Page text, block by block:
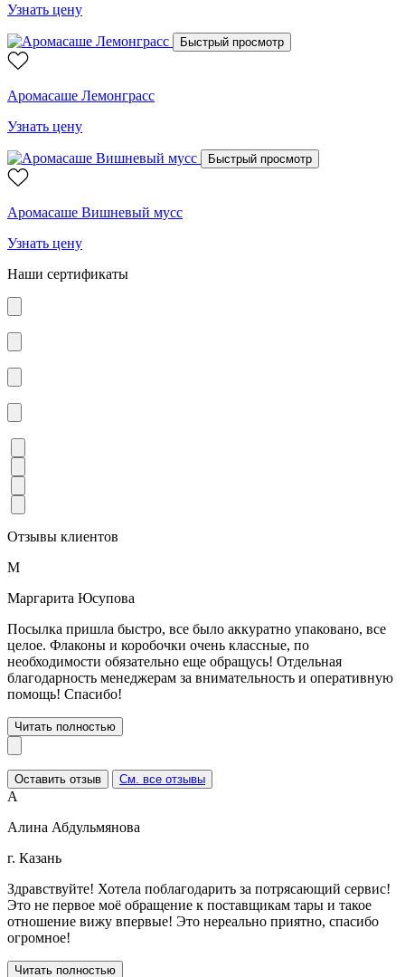
Узнать цену
Быстрый просмотр
Аромасаше Лемонграсс
Узнать цену
Быстрый просмотр
Аромасаше Вишневый мусс
Узнать цену
Наши сертификаты
Отзывы клиентов
М
Маргарита Юсупова
Посылка пришла быстро, все было аккуратно упаковано, все
целое. Флаконы и коробочки очень классные, по
необходимости обязательно еще обращусь! Отдельная
благодарность менеджерам за внимательность и оперативную
помощь! Спасибо!
Читать полностью
Оставить отзыв См. все отзывы
А
Алина Абдульмянова
г. Казань
Здравствуйте! Хотела поблагодарить за потрясающий сервис!
Это не первое моё обращение к поставщикам тары и такое
отношение вижу впервые! Это нереально приятно, спасибо
огромное!
Читать полностью